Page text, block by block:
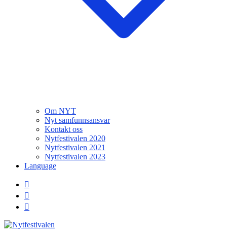
Om NYT
Nyt samfunnsansvar
Kontakt oss
Nytfestivalen 2020
Nytfestivalen 2021
Nytfestivalen 2023
Language